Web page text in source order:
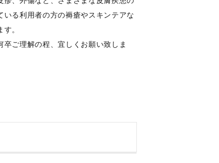
る利用者の方の褥瘡やスキンテアな
。
ご理解の程、宜しくお願い致しま